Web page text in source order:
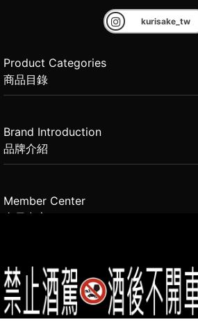
kurisake_tw
Product Categories
商品目錄
Brand Introduction
品牌介紹
Member Center
會員中心
2021思橙國際有限公司 版權所有 禁止轉貼節錄 All